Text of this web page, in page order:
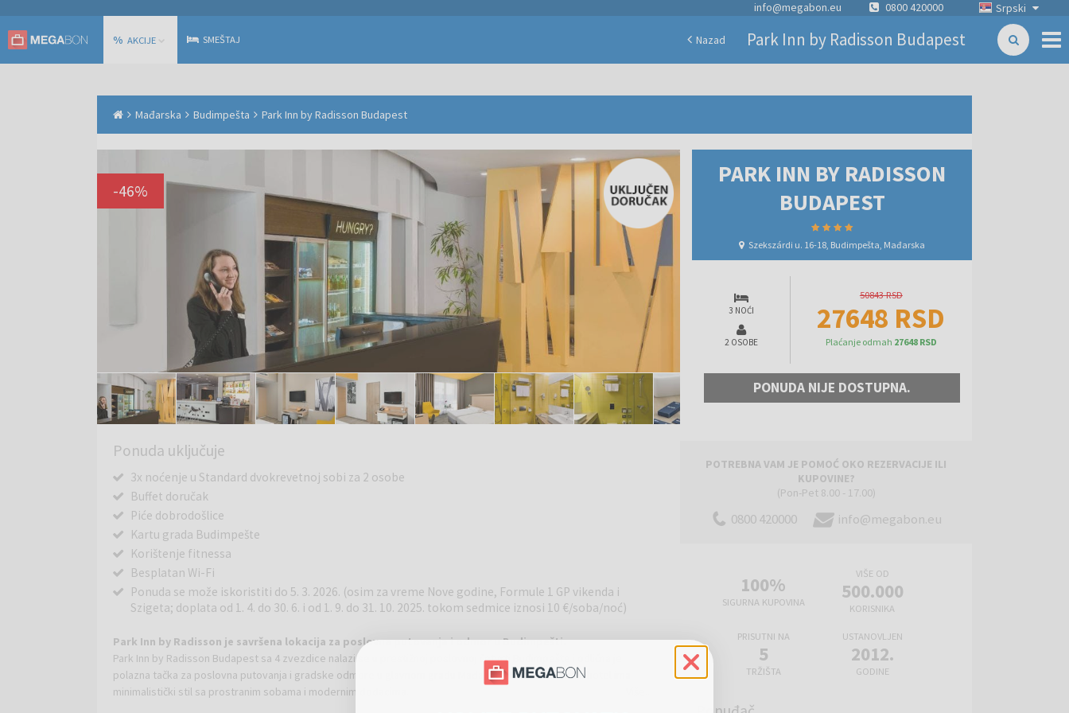
Srpski
info@megabon.eu 0800 420000
% AKCIJE SMEŠTAJ Nazad Park Inn by Radisson Budapest
Mađarska Budimpešta Park Inn by Radisson Budapest
PARK INN BY RADISSON
BUDAPEST
Szekszárdi u. 16-18, Budimpešta, Mađarska
3 NOĆI
2 OSOBE
50843 RSD
27648 RSD
Plaćanje odmah 27648 RSD
PONUDA NIJE DOSTUPNA.
-46%
Ponuda uključuje
3x noćenje u Standard dvokrevetnoj sobi za 2 osobe
Buffet doručak
Piće dobrodošlice
Kartu grada Budimpešte
Korištenje fitnessa
Besplatan Wi-Fi
Ponuda se može iskoristiti do 5. 3. 2026. (osim za vreme Nove godine, Formule 1 GP vikenda i
Szigeta; doplata od 1. 4. do 30. 6. i od 1. 9. do 31. 10. 2025. tokom sedmice iznosi 10 €/soba/noć)
Park Inn by Radisson je savršena lokacija za poslovna putovanja i odmor u Budimpešti.
Park Inn by Radisson Budapest sa 4 zvezdice nalazi se u prestižnoj poslovnoj četvrti Budimpešte i odlična je
polazna tačka za poslovna putovanja i gradske odmore u glavnom gradu Mađarske. Naš sofisticirani hotel ima
minimalistički stil sa prostranim sobama i modernim dodacima.
POTREBNA VAM JE POMOĆ OKO REZERVACIJE ILI
KUPOVINE?
(Pon-Pet 8.00 - 17.00)
0800 420000 info@megabon.eu
100%
SIGURNA KUPOVINA
VIŠE OD
500.000
KORISNIKA
PRISUTNI NA
5
TRŽIŠTA
USTANOVLJEN
2012.
GODINE